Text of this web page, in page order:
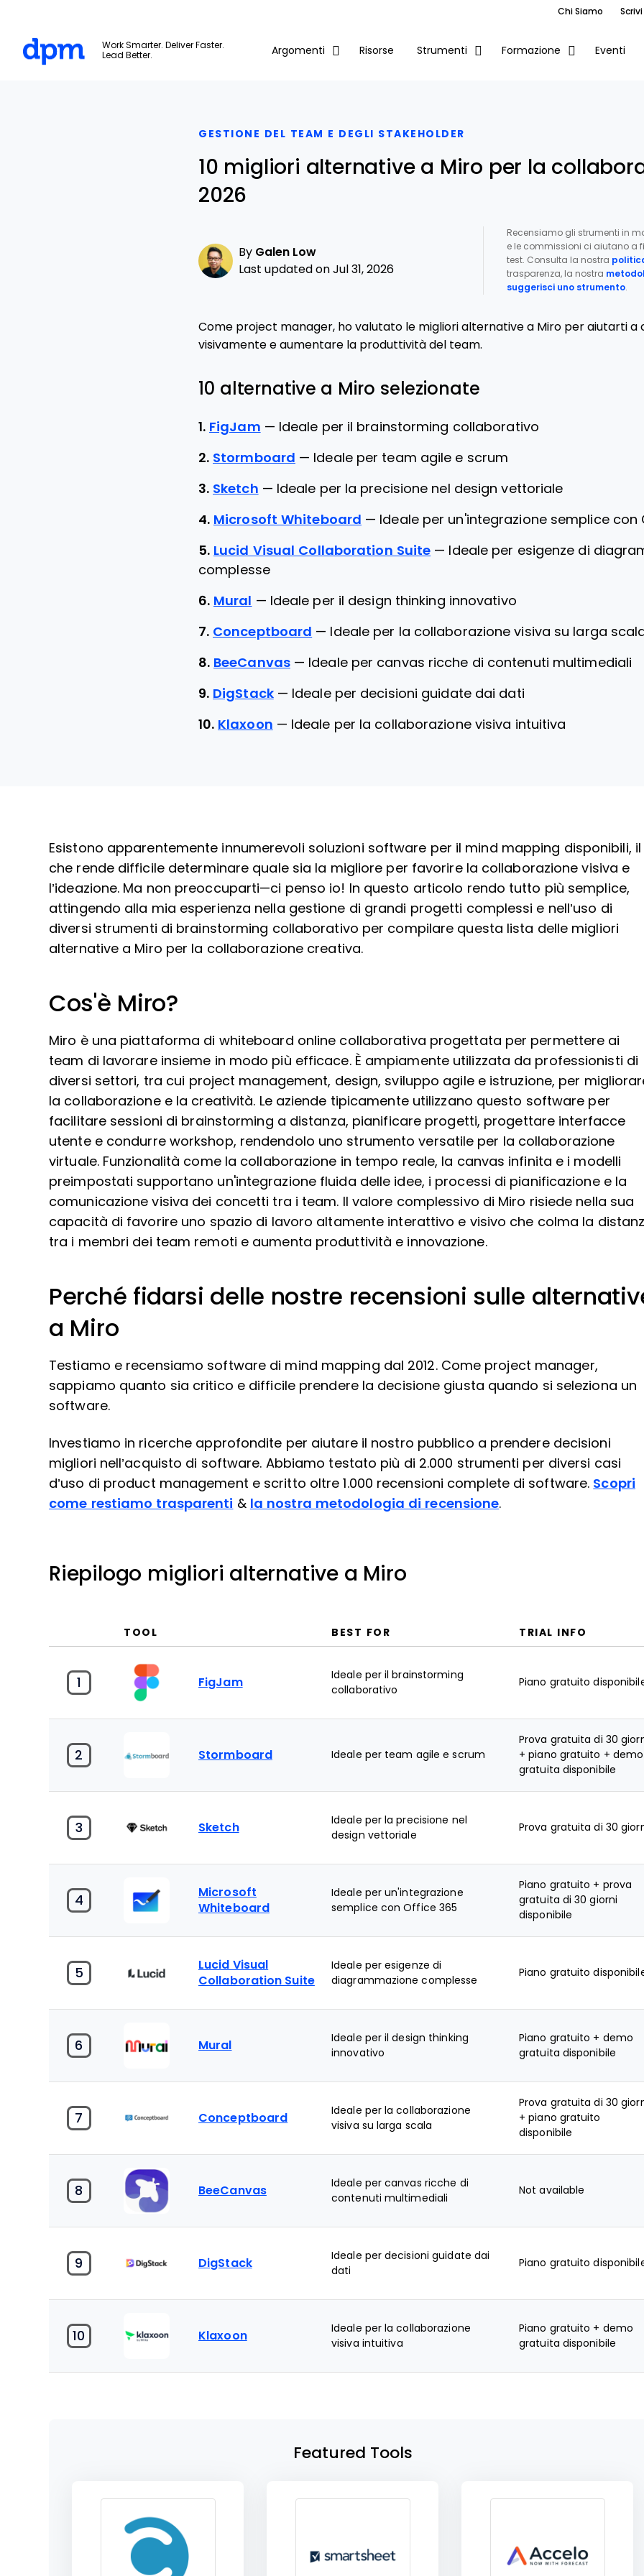
Chi Siamo
Work Smarter. Deliver Faster.
Lead Better.
Argomenti Risorse Strumenti Formazione Eventi
GESTIONE DEL TEAM E DEGLI STAKEHOLDER
10 migliori alternative a Miro per la
2026
By Galen Low
Last updated on Jul 31, 2026
Recensiamo gli strumenti in
e le commissioni ci aiutano a
test. Consulta la nostra
trasparenza, la nostra
suggerisci uno strumento.
Come project manager, ho valutato le migliori alternative a Miro per aiutarti a
visivamente e aumentare la produttività del team.
10 alternative a Miro selezionate
1. FigJam — Ideale per il brainstorming collaborativo
2. Stormboard — Ideale per team agile e scrum
3. Sketch — Ideale per la precisione nel design vettoriale
4. Microsoft Whiteboard — Ideale per un'integrazione semplice con
5. Lucid Visual Collaboration Suite — Ideale per esigenze di
complesse
6. Mural — Ideale per il design thinking innovativo
7. Conceptboard — Ideale per la collaborazione visiva su larga
8. BeeCanvas — Ideale per canvas ricche di contenuti multimediali
9. DigStack — Ideale per decisioni guidate dai dati
10. Klaxoon — Ideale per la collaborazione visiva intuitiva
Esistono apparentemente innumerevoli soluzioni software per il mind mapping disponibili, il
che rende difficile determinare quale sia la migliore per favorire la collaborazione visiva e
l’ideazione. Ma non preoccuparti—ci penso io! In questo articolo rendo tutto più semplice,
attingendo alla mia esperienza nella gestione di grandi progetti complessi e nell’uso di
diversi strumenti di brainstorming collaborativo per compilare questa lista delle migliori
alternative a Miro per la collaborazione creativa.
Cos'è Miro?
Miro è una piattaforma di whiteboard online collaborativa progettata per permettere ai
team di lavorare insieme in modo più efficace. È ampiamente utilizzata da professionisti di
diversi settori, tra cui project management, design, sviluppo agile e istruzione, per
la collaborazione e la creatività. Le aziende tipicamente utilizzano questo software per
facilitare sessioni di brainstorming a distanza, pianificare progetti, progettare interfacce
utente e condurre workshop, rendendolo uno strumento versatile per la collaborazione
virtuale. Funzionalità come la collaborazione in tempo reale, la canvas infinita e i modelli
preimpostati supportano un'integrazione fluida delle idee, i processi di pianificazione e la
comunicazione visiva dei concetti tra i team. Il valore complessivo di Miro risiede nella sua
capacità di favorire uno spazio di lavoro altamente interattivo e visivo che colma la
tra i membri dei team remoti e aumenta produttività e innovazione.
Perché fidarsi delle nostre recensioni sulle
a Miro
Testiamo e recensiamo software di mind mapping dal 2012. Come project manager,
sappiamo quanto sia critico e difficile prendere la decisione giusta quando si seleziona un
software.
Investiamo in ricerche approfondite per aiutare il nostro pubblico a prendere decisioni
migliori nell’acquisto di software. Abbiamo testato più di 2.000 strumenti per diversi casi
d’uso di product management e scritto oltre 1.000 recensioni complete di software. Scopri
come restiamo trasparenti & la nostra metodologia di recensione.
Riepilogo migliori alternative a Miro
TOOL BEST FOR TRIAL INFO
1 FigJam
Ideale per il brainstorming
collaborativo
Piano gratuito
2 Stormboard Ideale per team agile e scrum
Prova gratuita di 30
+ piano gratuito + demo
gratuita disponibile
3 Sketch
Ideale per la precisione nel
design vettoriale
Prova gratuita di 30
4
Microsoft
Whiteboard
Ideale per un'integrazione
semplice con Office 365
Piano gratuito + prova
gratuita di 30 giorni
disponibile
5
Lucid Visual
Collaboration Suite
Ideale per esigenze di
diagrammazione complesse
Piano gratuito
6 Mural
Ideale per il design thinking
innovativo
Piano gratuito + demo
gratuita disponibile
7 Conceptboard
Ideale per la collaborazione
visiva su larga scala
Prova gratuita di 30
+ piano gratuito
disponibile
8 BeeCanvas
Ideale per canvas ricche di
contenuti multimediali
Not available
9 DigStack
Ideale per decisioni guidate dai
dati
Piano gratuito
10 Klaxoon
Ideale per la collaborazione
visiva intuitiva
Piano gratuito + demo
gratuita disponibile
Featured Tools